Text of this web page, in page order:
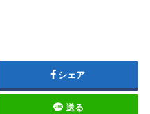
シェア
送る